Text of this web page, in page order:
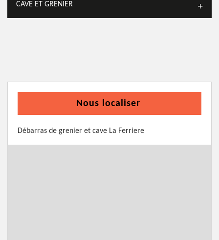
CAVE ET GRENIER
Nous localiser
Débarras de grenier et cave La Ferriere